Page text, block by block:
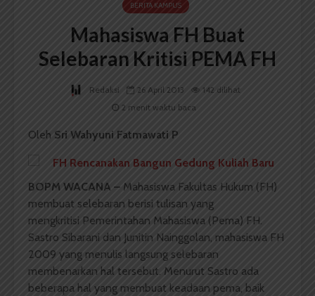
BERITA KAMPUS
Mahasiswa FH Buat
Selebaran Kritisi PEMA FH
Redaksi 26 April 2013
142 dilihat
2 menit waktu baca
Oleh Sri Wahyuni Fatmawati P
BOPM WACANA – Mahasiswa Fakultas Hukum (FH)
membuat selebaran berisi tulisan yang
mengkritisi Pemerintahan Mahasiswa (Pema) FH.
Sastro Sibarani dan Junitin Nainggolan, mahasiswa FH
2009 yang menulis langsung selebaran
membenarkan hal tersebut. Menurut Sastro ada
beberapa hal yang membuat keadaan pema, baik